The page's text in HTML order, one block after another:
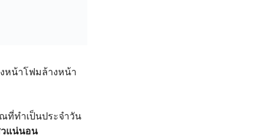
หน้าโฟมล้างหน้า
ที่ทำเป็นประจำวัน
วแน่นอน